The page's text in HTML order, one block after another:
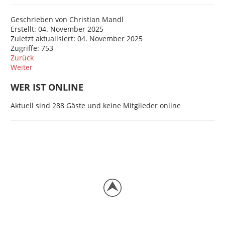
Geschrieben von Christian Mandl
Erstellt: 04. November 2025
Zuletzt aktualisiert: 04. November 2025
Zugriffe: 753
Zurück
Weiter
WER IST ONLINE
Aktuell sind 288 Gäste und keine Mitglieder online